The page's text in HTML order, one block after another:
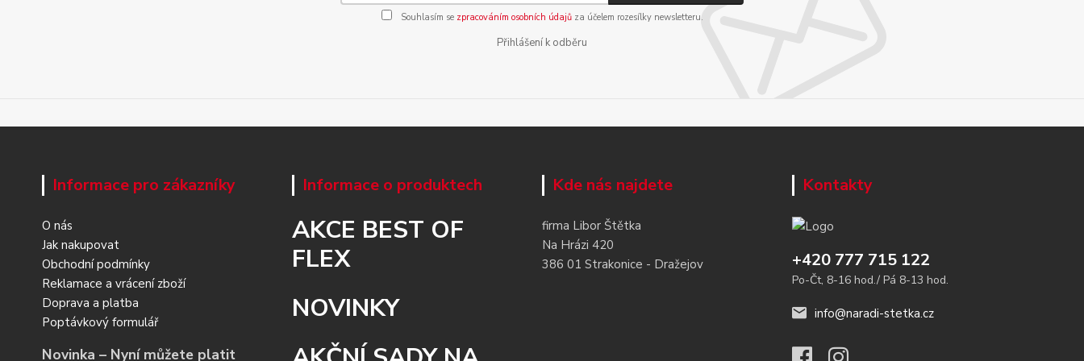
Souhlasím se zpracováním osobních údajůza účelem rozesílky newsletteru.
Přihlášení k odběru
Informace pro zákazníky
O nás
Jak nakupovat
Obchodní podmínky
Reklamace a vrácení zboží
Doprava a platba
Poptávkový formulář
Novinka – Nyní můžete platit
Informace o produktech
AKCE BEST OF
FLEX
NOVINKY
Kde nás najdete
firma Libor Štětka
Na Hrázi 420
386 01 Strakonice - Dražejov
Kontakty
+420 777 715 122
Po-Čt, 8-16 hod./ Pá 8-13 hod.
info@naradi-stetka.cz